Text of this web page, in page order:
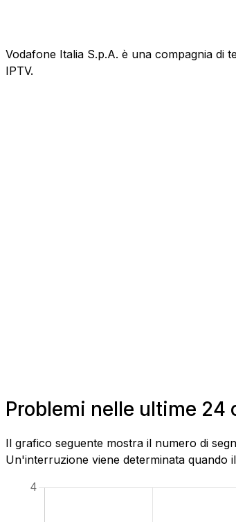
Vodafone Italia S.p.A. è una compagnia di
IPTV.
Problemi nelle ultime 24
Il grafico seguente mostra il numero di
Un'interruzione viene determinata quando